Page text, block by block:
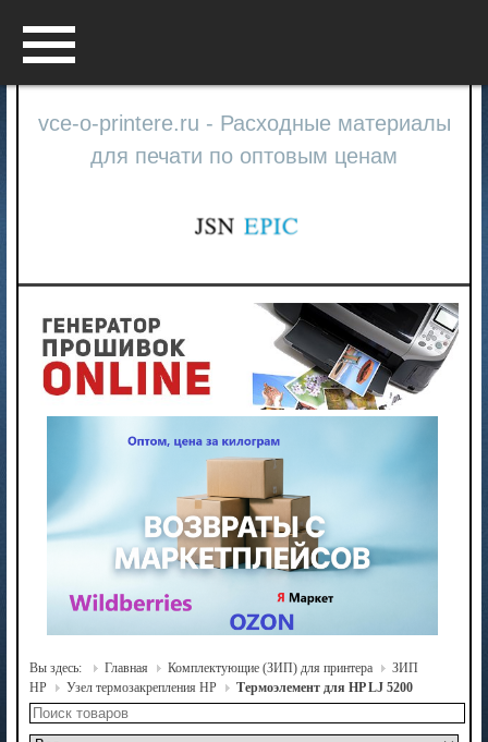
vce-o-printere.ru - Расходные материалы
для печати по оптовым ценам
Вы здесь: Главная Комплектующие (ЗИП) для принтера
ЗИП
HP
Узел термозакрепления HP Термоэлемент для HP LJ 5200